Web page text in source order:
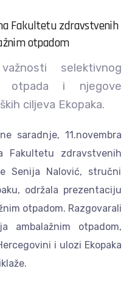
Fakultetu zdravstvenih
otpadom
selektivnog
otpada i njegove
ciljeva Ekopaka.
saradnje, 11.novembra
Fakultetu zdravstvenih
Senija Nalović, stručni
održala prezentaciju
otpadom. Razgovarali
ambalažnim otpadom,
i ulozi Ekopaka